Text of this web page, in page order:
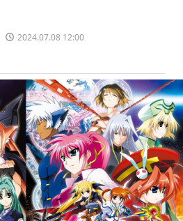
2024.07.08 12:00